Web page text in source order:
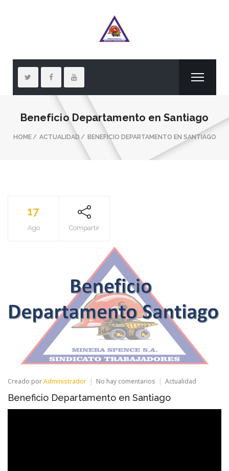
Beneficio Departamento en Santiago
HOME ACTUALIDAD BENEFICIO DEPARTAMENTO EN SANTIAGO
17
Ago Compartir
Creado porAdministrador No hay comentarios en
Departamento
Actualidad
Beneficio Departamento en Santiago